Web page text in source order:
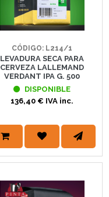
CÓDIGO: L214/1
LEVADURA SECA PARA
CERVEZA LALLEMAND
VERDANT IPA G. 500
DISPONIBLE
136,40 € IVA inc.